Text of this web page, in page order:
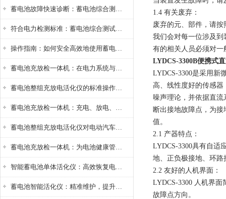
蓄电池故障快速诊断：蓄电池综合测试仪判断落后电池的方法与标准
符合电力检测标准：蓄电池综合测试仪测试规范与精度校准方法详解
操作指南：如何安全高效地使用蓄电池智能活化仪？
蓄电池充放检一体机：在电力系统与储能设备中的创新应用，确保蓄电池性能与可靠性
蓄电池整组充放电活化仪的标准操作流程：从接线设置到充放电参数设定的安全规范
蓄电池充放检一体机：充电、放电、检测三功能集成设备
蓄电池整组充放电活化仪对电动汽车电池有帮助吗？
蓄电池充放检一体机：为电池健康管理提供一站式解决方案
智能蓄电池单体活化仪：高效恢复电池性能，延长蓄电池使用寿命
蓄电池智能活化仪：精准维护，提升电池健康状态
1.4 有关废弃：
废弃的元、部件，请
我们会对每一位涉及
有的相关人员必须对
LYDCS-3300B便携式
LYDCS-3300是采用新
高、线性度好的传感
噪声理论，并依据直
断出接地故障点，为
值。
2.1 产器特点：
LYDCS-3300具有自适
地、正负极接地、环
2.2 友好的人机界面：
LYDCS-3300 人机界
故障点方向。